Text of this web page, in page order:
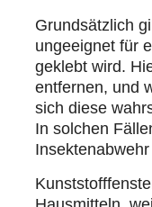
Grundsätzlich
ungeeignet für
geklebt wird.
entfernen, und
sich diese
In solchen